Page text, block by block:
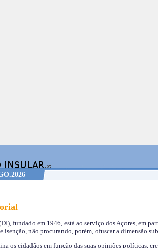
fundado em 1946, está ao serviço dos Açores, em
isenção, não procurando, porém, ofuscar a dimensão
os cidadãos em função das suas opiniões políticas,